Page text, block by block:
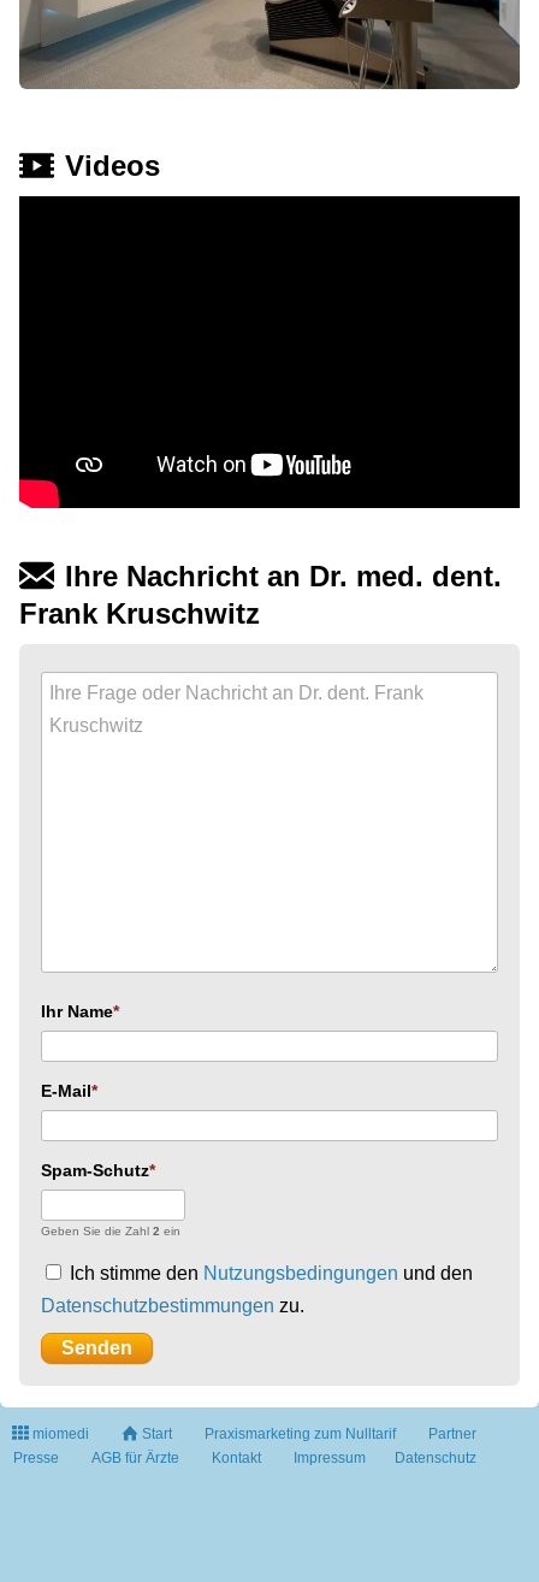
Videos
Ihre Nachricht an Dr. med. dent.
Frank Kruschwitz
Ihr Name
E-Mail
Spam-Schutz
Geben Sie die Zahl 2 ein
Ich stimme den Nutzungsbedingungen und den
Datenschutzbestimmungen zu.
miomedi Start Praxismarketing zum Nulltarif
Partner
Presse
AGB für Ärzte Kontakt Impressum Datenschutz